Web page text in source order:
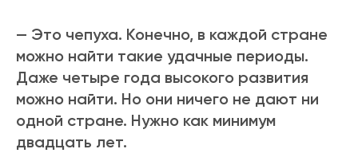
— Это чепуха. Конечно, в каждой стране
можно найти такие удачные периоды.
Даже четыре года высокого развития
можно найти. Но они ничего не дают ни
одной стране. Нужно как минимум
двадцать лет.